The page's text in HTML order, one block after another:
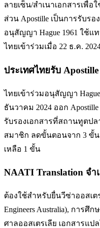
ลายเซ็น/สำเนาเอกสารเพื่อ
ส่วน Apostille เป็นการรับร
อนุสัญญา Hague 1961 ใช้
ไทยเข้าร่วมเมื่อ 22 ธ.ค.
ประเทศไทยรับ
ไทยเข้าร่วมอนุสัญญา Hague
ธันวาคม 2024 ออก
รับรองเอกสารที่สถานทูตปล
สมาชิก ลดขั้นตอนจาก 3 ขั้
เหลือ 1 ขั้น
NAATI Translation จำ
ต้องใช้สำหรับยื่นวีซ่าออสเต
Engineers Australia), การศึก
ศาลออสเตรเลีย เอกสารแ